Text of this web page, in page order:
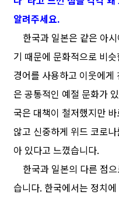
알려주세요.
한국과 일본은 같은 아
기 때문에 문화적으로 비
경어를 사용하고 이웃에
은 공통적인 예절 문화가
국은 대책이 철저했지만
않고 신중하게 위드 코로
아 있다고 느꼈습니다.
한국과 일본의 다른 점
습니다. 한국에서는 정치